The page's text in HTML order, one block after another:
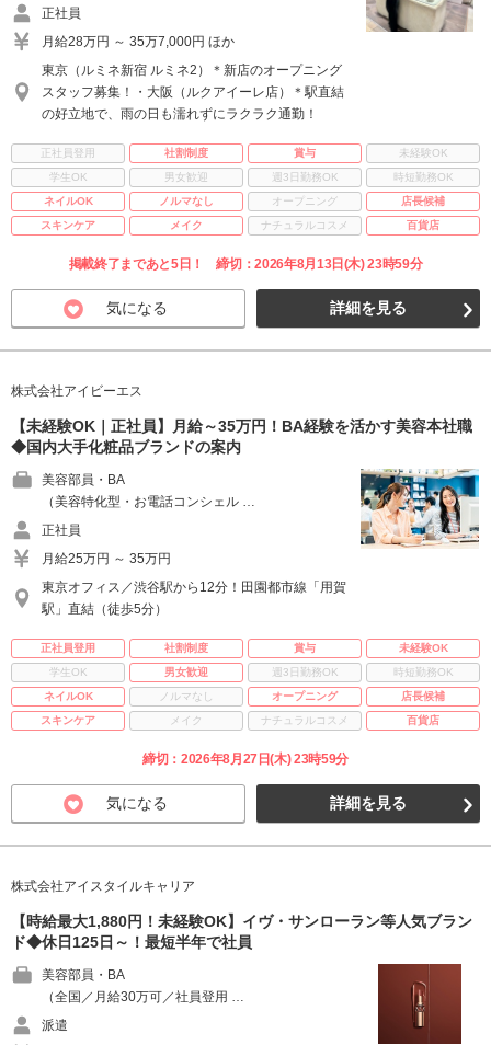
正社員
月給28万円 ～ 35万7,000円 ほか
東京（ルミネ新宿 ルミネ2）＊新店のオープニング
スタッフ募集！・大阪（ルクアイーレ店）＊駅直結
の好立地で、雨の日も濡れずにラクラク通勤！
正社員登用 社割制度 賞与
未経験OK
学生OK
男女歓迎 週3日勤務OK
時短勤務OK
ネイルOK
ノルマなし オープニング
店長候補
スキンケア
メイク ナチュラルコスメ 百貨店
掲載終了まであと5日！ 締切：2026年8月13日(木) 23時59分
気になる 詳細を見る
株式会社アイビーエス
【未経験OK｜正社員】月給～35万円！BA経験を活かす美容本社職
◆国内大手化粧品ブランドの案内
美容部員・BA
（美容特化型・お電話コンシェル …
正社員
月給25万円 ～ 35万円
東京オフィス／渋谷駅から12分！田園都市線「用賀
駅」直結（徒歩5分）
正社員登用 社割制度 賞与
未経験OK
学生OK
男女歓迎 週3日勤務OK
時短勤務OK
ネイルOK
ノルマなし オープニング
店長候補
スキンケア
メイク ナチュラルコスメ 百貨店
締切：2026年8月27日(木) 23時59分
気になる 詳細を見る
株式会社アイスタイルキャリア
【時給最大1,880円！未経験OK】イヴ・サンローラン等人気ブラン
ド◆休日125日～！最短半年で社員
美容部員・BA
（全国／月給30万可／社員登用 …
派遣